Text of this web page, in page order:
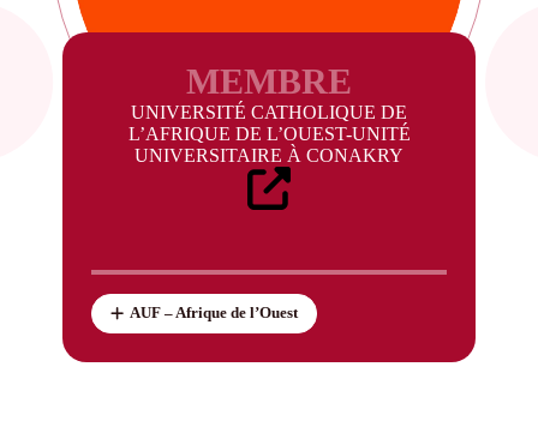
MEMBRE
UNIVERSITÉ CATHOLIQUE DE
L’AFRIQUE DE L’OUEST-UNITÉ
UNIVERSITAIRE À CONAKRY
AUF – Afrique de l’Ouest